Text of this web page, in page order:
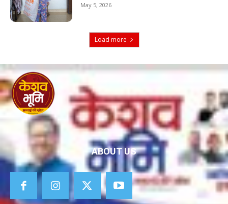
May 5, 2026
Load more
ABOUT US